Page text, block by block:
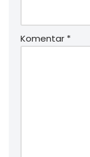
Komentar *